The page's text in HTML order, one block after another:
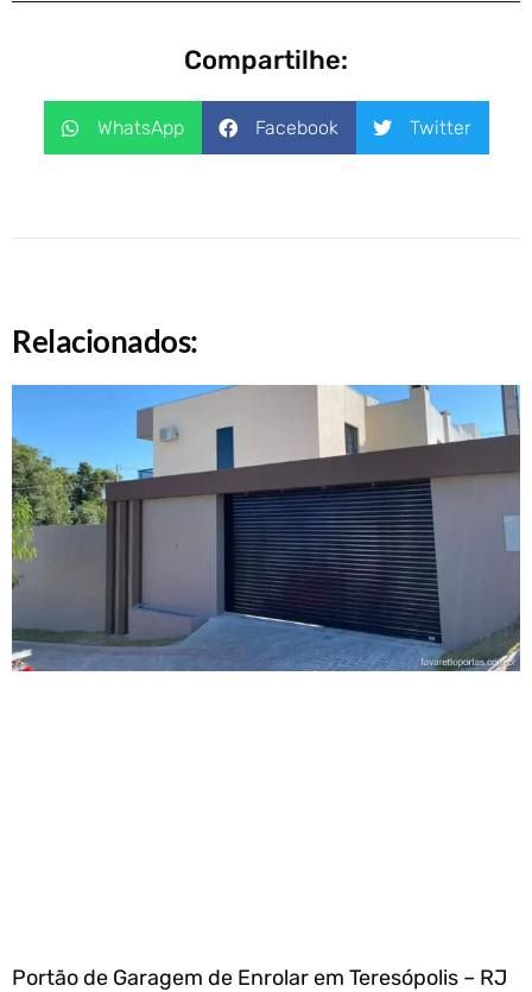
Compartilhe:
WhatsApp Facebook Twitter
Relacionados:
Portão de Garagem de Enrolar em Teresópolis – RJ